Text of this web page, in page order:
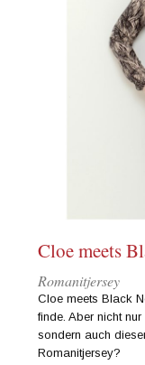
Cloe meets
Romanitjersey
Cloe meets Black
finde. Aber nicht
sondern auch
Romanitjersey?